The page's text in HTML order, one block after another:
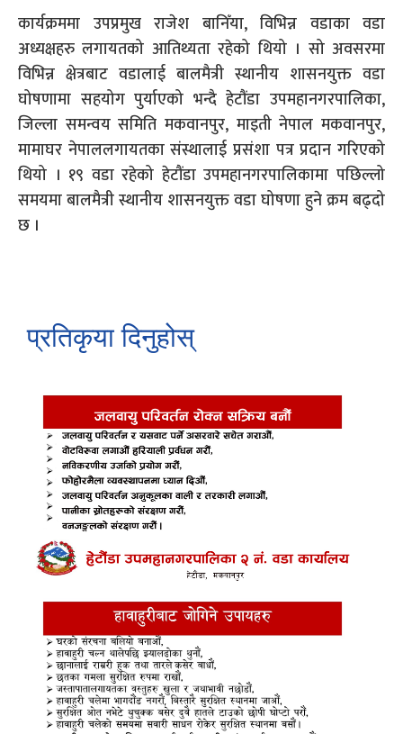
कार्यक्रममा उपप्रमुख राजेश बानिँया, विभिन्न वडाका वडा
अध्यक्षहरु लगायतको आतिथ्यता रहेको थियो । सो अवसरमा
विभिन्न क्षेत्रबाट वडालाई बालमैत्री स्थानीय शासनयुक्त वडा
घोषणामा सहयोग पुर्याएको भन्दै हेटौंडा उपमहानगरपालिका,
जिल्ला समन्वय समिति मकवानपुर, माइती नेपाल मकवानपुर,
मामाघर नेपाललगायतका संस्थालाई प्रसंशा पत्र प्रदान गरिएको
थियो । १९ वडा रहेको हेटौंडा उपमहानगरपालिकामा पछिल्लो
समयमा बालमैत्री स्थानीय शासनयुक्त वडा घोषणा हुने क्रम बढ्दो
छ ।
प्रतिकृया दिनुहोस्